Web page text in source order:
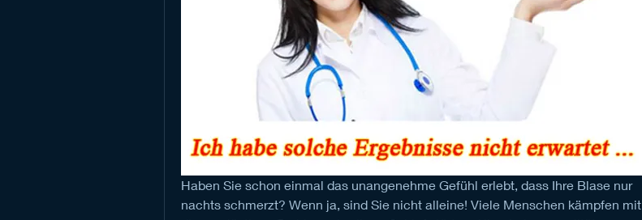
Haben Sie schon einmal das unangenehme Gefühl erlebt, dass Ihre Blase nur
nachts schmerzt? Wenn ja, sind Sie nicht alleine! Viele Menschen kämpfen mit